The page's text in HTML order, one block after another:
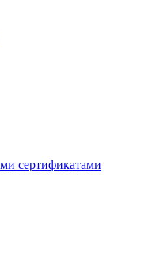
сертификатами